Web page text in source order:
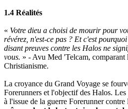
1.4 Réalités
« Votre dieu a choisi de mourir pour
révérez, n'est-ce pas ? Et c'est
disant preuves contre les Halos ne
vous. » - Avu Med 'Telcam, comparant
Christianisme.
La croyance du Grand Voyage se
Forerunners et l'objectif des Halos.
à l'issue de la guerre Forerunner contre